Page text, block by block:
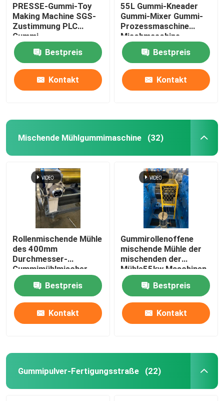
Produkte
PRESSE-Gummi-Toy
Making Machine SGS-
Zustimmung PLC
Gummi-
Vulkanisierungs
Bestpreis
Kontakt
55L Gummi-Kneader
Gummi-Mixer Gummi-
Prozessmaschine
Mischmaschine
Bestpreis
Kontakt
Mischende Mühlgummimaschine (32)
Rollenmischende Mühle
des 400mm
Durchmesser-
Gummimühlmischer-
37Kw zwei
Bestpreis
Kontakt
Gummirollenoffene
mischende Mühle der
mischenden der
Mühle55kw Maschinen-
XK450 zwei
Bestpreis
Kontakt
Gummipulver-Fertigungsstraße (22)